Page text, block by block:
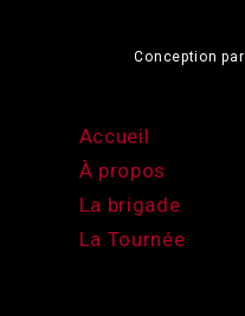
Conception par
Accueil
À propos
La brigade
La Tournée